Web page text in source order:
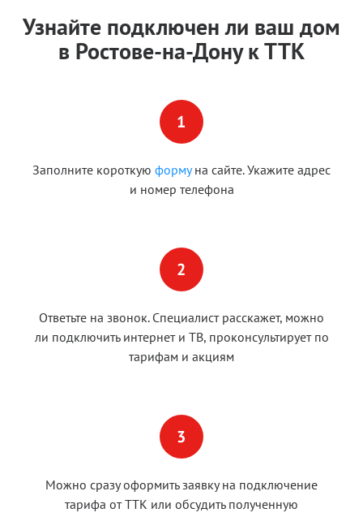
Узнайте подключен ли ваш дом
в Ростове-на-Дону к ТТК
Заполните короткую формуна сайте. Укажите адрес
и номер телефона
Ответьте на звонок. Специалист расскажет, можно
ли подключить интернет и ТВ, проконсультирует по
тарифам и акциям
Можно сразу оформить заявку на подключение
тарифа от ТТК или обсудить полученную